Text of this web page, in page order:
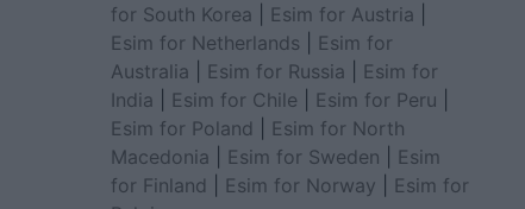
for South Korea
Esim for Austria
Esim for Netherlands
Esim for
Australia
Esim for Russia
Esim for
India
Esim for Chile Esim for Peru
Esim for Poland
Esim for North
Macedonia
Esim for Sweden
Esim
for Finland
Esim for Norway
Esim for